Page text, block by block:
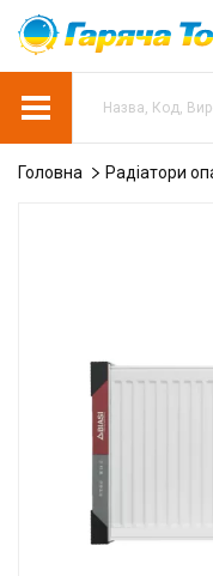
Головна Радіатори